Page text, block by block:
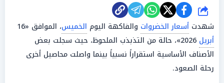
شارك
شهدت أسعار الخضروات والفاكهة اليوم الخميس، الموافق «16
أبريل
2026»، حالة من التذبذب الملحوظ، حيث سجلت بعض
الأصناف الأساسية استقراراً نسبياً بينما واصلت محاصيل أخرى
رحلة الصعود.